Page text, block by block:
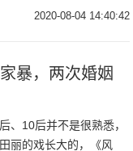
了，还没时间和大家沟
2020-08-04 14:40:42
暴，两次婚姻
、10后并不是很熟悉，
丽的戏长大的，《风